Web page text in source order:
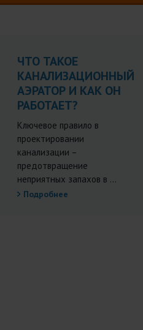
ЧТО ТАКОЕ
КАНАЛИЗАЦИОННЫЙ
АЭРАТОР И КАК ОН
РАБОТАЕТ?
Ключевое правило в
проектировании
канализации –
предотвращение
неприятных запахов в ...
Подробнее